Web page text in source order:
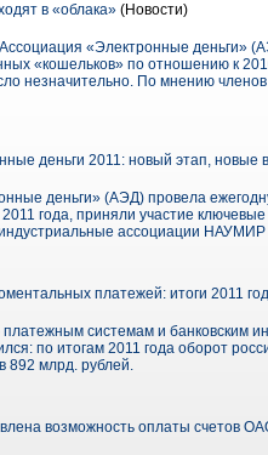
в «облака» (Новости)
«Электронные деньги»
«кошельков» по отношению к
незначительно. По мнению
деньги 2011: новый этап, новые
деньги» (АЭД) провела
года, приняли участие
ассоциации
платежей: итоги 2011
платежным системам и банковским
по итогам 2011 года оборот
892 млрд. рублей.
возможность оплаты счетов